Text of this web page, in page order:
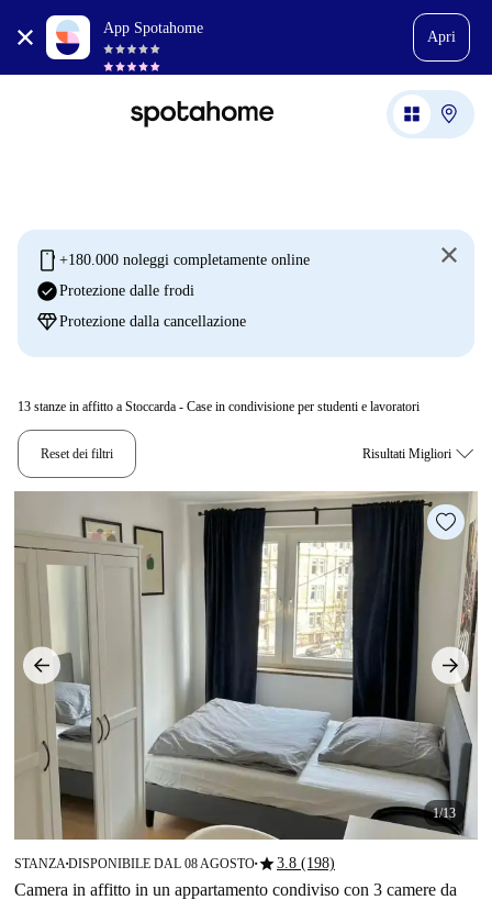
App Spotahome
Apri
mobile +180.000 noleggi completamente online
check_circleProtezione dalle frodi
diamondProtezione dalla cancellazione
13 stanze in affitto a Stoccarda - Case in condivisione per studenti e lavoratori
Reset dei filtri
1/13
STANZA ■DISPONIBILE DAL 08 AGOSTO■star3.8 (198)
Camera in affitto in un appartamento condiviso con 3 camere da